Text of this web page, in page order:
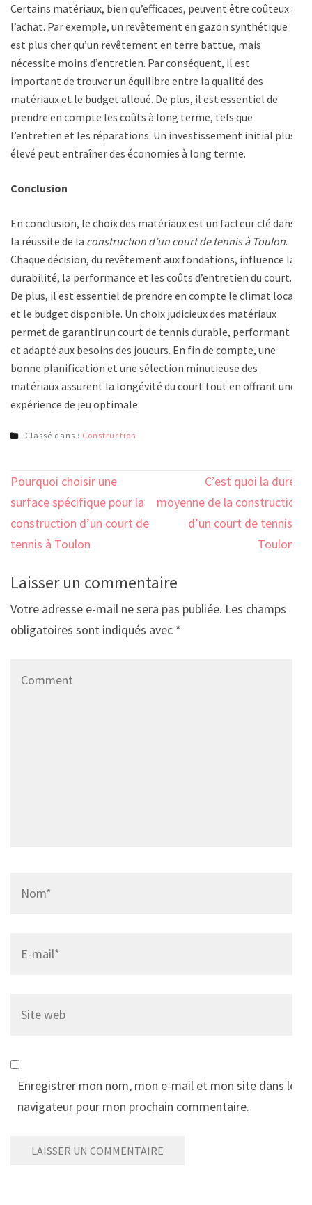
Certains matériaux, bien qu’efficaces, peuvent être coûteux à
l’achat. Par exemple, un revêtement en gazon synthétique
est plus cher qu’un revêtement en terre battue, mais
nécessite moins d’entretien. Par conséquent, il est
important de trouver un équilibre entre la qualité des
matériaux et le budget alloué. De plus, il est essentiel de
prendre en compte les coûts à long terme, tels que
l’entretien et les réparations. Un investissement initial plus
élevé peut entraîner des économies à long terme.
Conclusion
En conclusion, le choix des matériaux est un facteur clé dans
la réussite de la construction d’un court de tennis à Toulon.
Chaque décision, du revêtement aux fondations, influence la
durabilité, la performance et les coûts d’entretien du court.
De plus, il est essentiel de prendre en compte le climat local
et le budget disponible. Un choix judicieux des matériaux
permet de garantir un court de tennis durable, performant
et adapté aux besoins des joueurs. En fin de compte, une
bonne planification et une sélection minutieuse des
matériaux assurent la longévité du court tout en offrant une
expérience de jeu optimale.
Classé dans : Construction
Navigation
de
l’article
Pourquoi choisir une
surface spécifique pour la
construction d’un court de
tennis à Toulon
C’est quoi la durée
moyenne de la construction
d’un court de tennis à
Toulon ?
Laisser un commentaire
Votre adresse e-mail ne sera pas publiée. Les champs
obligatoires sont indiqués avec *
web
Enregistrer mon nom, mon e-mail et mon site dans le
navigateur pour mon prochain commentaire.